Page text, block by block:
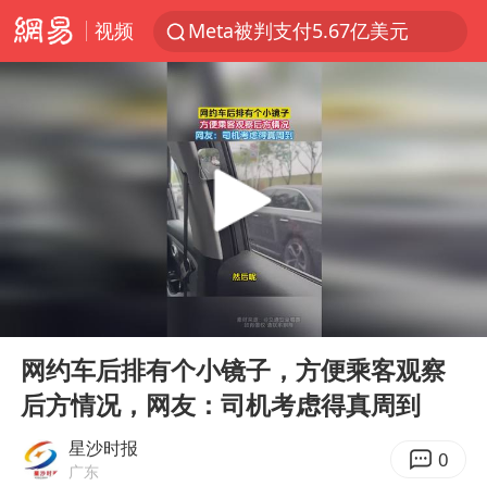
视频
Meta被判支付5.67亿美元
阿根廷足协发文力挺因凡蒂诺
中国稀土盘中涨停
A股开盘：民爆、CPO等概念走强
21楼高空抛物嫌疑人被拘留
日韩股市高开跳水 SK海力士下挫转跌
台风白海豚最新路径研判来了
Play
00:33
网约车后排有个小镜子，方便乘客观察
后方情况，网友：司机考虑得真周到
星沙时报
广东 0